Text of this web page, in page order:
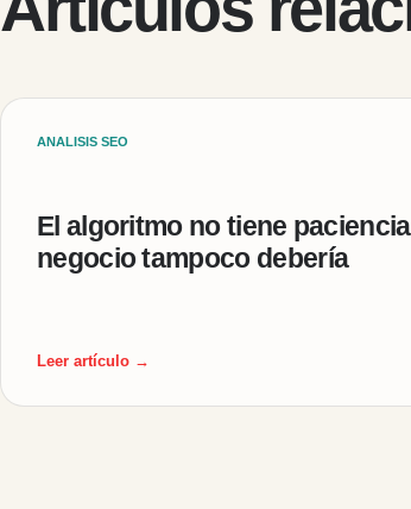
ANALISIS SEO
El algoritmo no tiene
negocio tampoco debería
Leer artículo →